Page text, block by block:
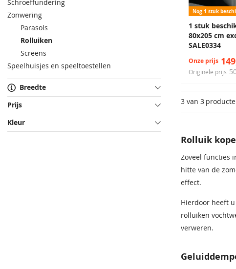
Nog 1 stuk
1 stuk
80x205 cm
SALE0334
Originele prijs
Onze prijs
3 van 3
Rolluik
Zoveel functies
hitte van de
effect.
Hierdoor heeft
rolluiken
verweren.
Schroeffundering
Zonwering
Parasols
Rolluiken
Screens
Speelhuisjes en speeltoestellen
Breedte
Prijs
Kleur